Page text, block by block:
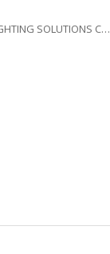
CURRENT LIGHTING SOLUTIONS CAN